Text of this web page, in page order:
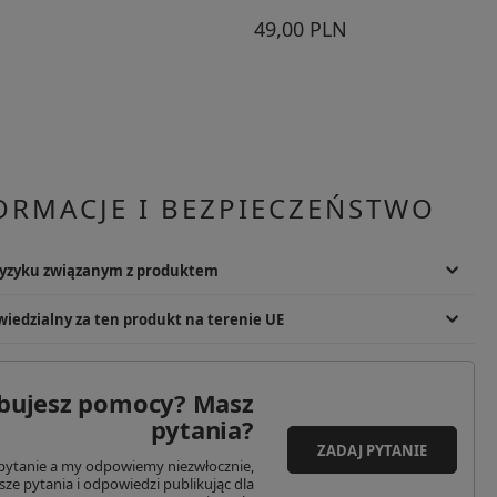
49,00 PLN
I BEZPIECZEŃSTWO
związanym z produktem
wzroku. Produkt chroni przed zagrożeniami, zgodnie z
Stosować zgodnie z przepisami BHP i normami.
za ten produkt na terenie UE
St Ste 301
Podmiot odpowiedzialny
Akcyjna
Adres: Tadeusza Kościuszki 114/2N
Kod pocztowy: 61-717
Miasto: Poznań
pomocy? Masz
pytania?
a my odpowiemy niezwłocznie,
pytania i odpowiedzi publikując dla
ZADAJ PYTANIE